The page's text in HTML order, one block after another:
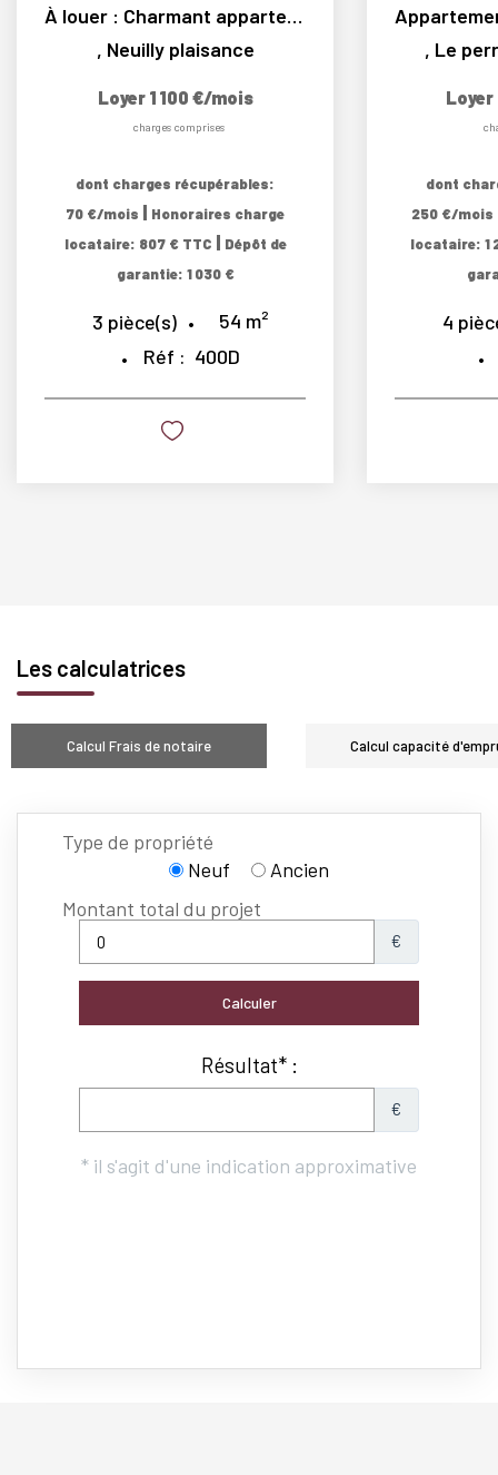
À louer : Charmant appartement 3 pièces calme au...
, Neuilly plaisance
Loyer 1 100 €/mois
charges comprises
dont charges récupérables:
70 €/mois | Honoraires charge
locataire: 807 € TTC | Dépôt de
garantie: 1 030 €
3 pièce(s) 54 m²
Réf : 400D
, Le
Loyer
dont
250 €/mois
locataire: 1
4
Les calculatrices
Calcul Frais de notaire Calcul capacité